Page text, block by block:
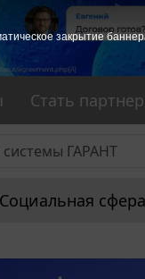
Стать
Социальная сфера
закрытие